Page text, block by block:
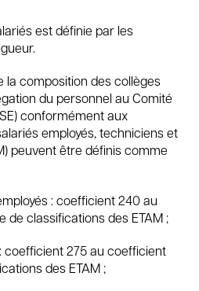
est définie par les
la composition des collèges
du personnel au Comité
conformément aux
employés, techniciens et
peuvent être définis comme
: coefficient 240 au
de classifications des ETAM ;
275 au coefficient
des ETAM ;